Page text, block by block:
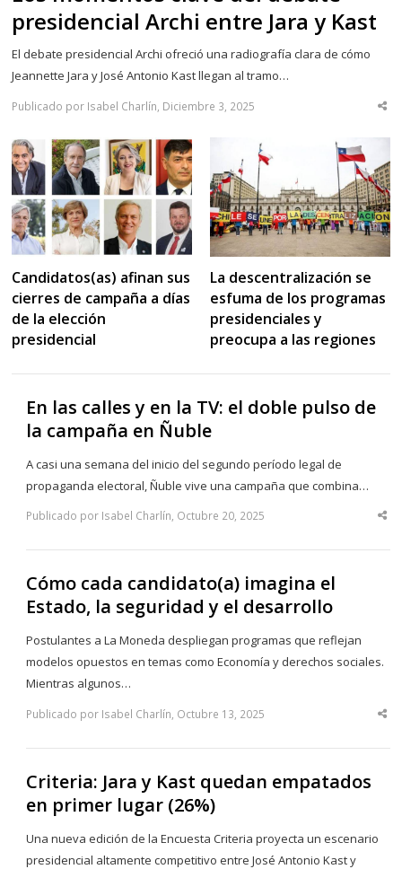
presidencial Archi entre Jara y Kast
El debate presidencial Archi ofreció una radiografía clara de cómo
Jeannette Jara y José Antonio Kast llegan al tramo…
Publicado por Isabel Charlín, Diciembre 3, 2025
Candidatos(as) afinan sus
cierres de campaña a días
de la elección
presidencial
La descentralización se
esfuma de los programas
presidenciales y
preocupa a las regiones
En las calles y en la TV: el doble pulso de
la campaña en Ñuble
A casi una semana del inicio del segundo período legal de
propaganda electoral, Ñuble vive una campaña que combina…
Publicado por Isabel Charlín, Octubre 20, 2025
Cómo cada candidato(a) imagina el
Estado, la seguridad y el desarrollo
Postulantes a La Moneda despliegan programas que reflejan
modelos opuestos en temas como Economía y derechos sociales.
Mientras algunos…
Publicado por Isabel Charlín, Octubre 13, 2025
Criteria: Jara y Kast quedan empatados
en primer lugar (26%)
Una nueva edición de la Encuesta Criteria proyecta un escenario
presidencial altamente competitivo entre José Antonio Kast y